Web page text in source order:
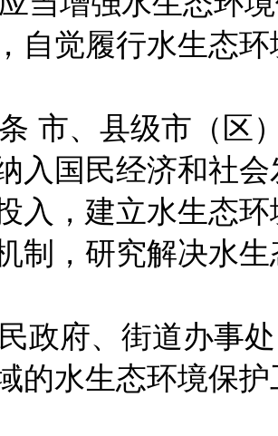
自觉履行水生态
市、县级市（区
入国民经济和社
入，建立水生态
制，研究解决水
政府、街道办事
的水生态环境保